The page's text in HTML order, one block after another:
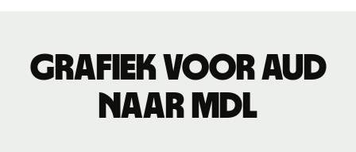
Grafiek voor AUD
naar MDL